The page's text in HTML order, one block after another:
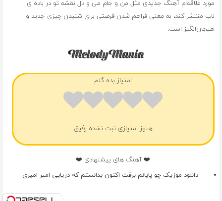
مورد علاقه‌ام آهنگ جدیدی مثل من و جام می و دل نقشه تو در باده ی
ناب منتشر کند، به معنی فراهم شدن فرصتی برای شنیدن چیزی جدید و
هیجان‌انگیز است.
امتیاز بده گلم
هنوز امتیازی ثبت نشده رفیق
❤️ آهنگ های پیشنهادی ❤️
دانلود موزیک چو پایانم برفت اکنون بدانستم که دریایی امیر امیری